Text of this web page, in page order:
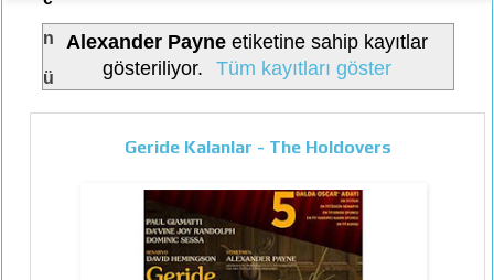
n
ü
Alexander Payne etiketine sahip kayıtlar
gösteriliyor.
Tüm kayıtları göster
Geride Kalanlar - The Holdovers